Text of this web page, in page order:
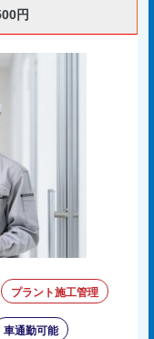
円
プラント施工管理
車通勤可能